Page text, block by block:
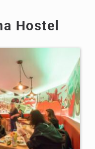
Hostel